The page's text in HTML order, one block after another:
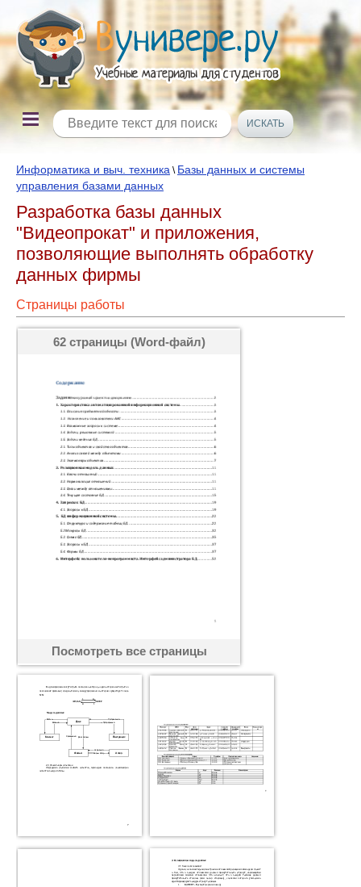
Информатика и выч. техника \ Базы данных и системы
управления базами данных
Разработка базы данных
"Видеопрокат" и приложения,
позволяющие выполнять обработку
данных фирмы
Страницы работы
62 страницы (Word-файл)
Посмотреть все страницы